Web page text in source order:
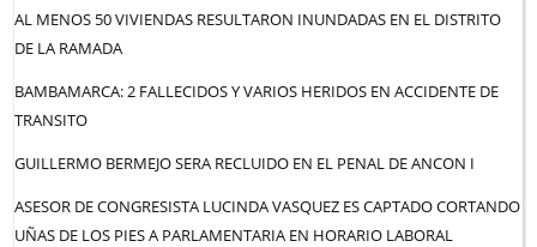
AL MENOS 50 VIVIENDAS RESULTARON INUNDADAS EN EL DISTRITO
DE LA RAMADA
BAMBAMARCA: 2 FALLECIDOS Y VARIOS HERIDOS EN ACCIDENTE DE
TRANSITO
GUILLERMO BERMEJO SERA RECLUIDO EN EL PENAL DE ANCON I
ASESOR DE CONGRESISTA LUCINDA VASQUEZ ES CAPTADO CORTANDO
UÑAS DE LOS PIES A PARLAMENTARIA EN HORARIO LABORAL